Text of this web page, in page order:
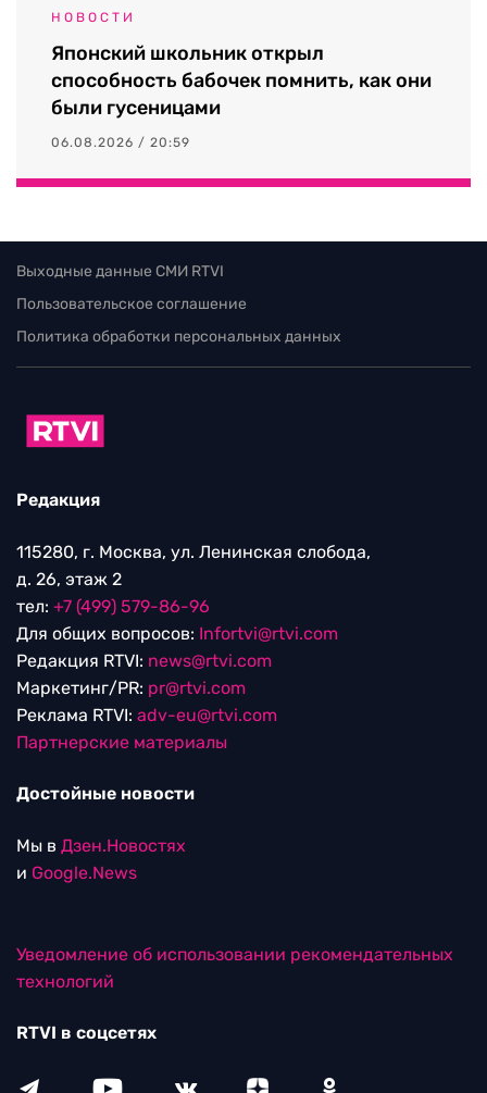
НОВОСТИ
Японский школьник открыл
способность бабочек помнить, как они
были гусеницами
06.08.2026 / 20:59
Выходные данные СМИ RTVI
Пользовательское соглашение
Политика обработки персональных данных
Редакция
115280, г. Москва, ул. Ленинская слобода,
д. 26, этаж 2
тел: +7 (499) 579-86-96
Для общих вопросов: Infortvi@rtvi.com
Редакция RTVI: news@rtvi.com
Маркетинг/PR: pr@rtvi.com
Реклама RTVI: adv-eu@rtvi.com
Партнерские материалы
Достойные новости
Мы в Дзен.Новостях
и Google.News
Уведомление об использовании рекомендательных
технологий
RTVI в соцсетях